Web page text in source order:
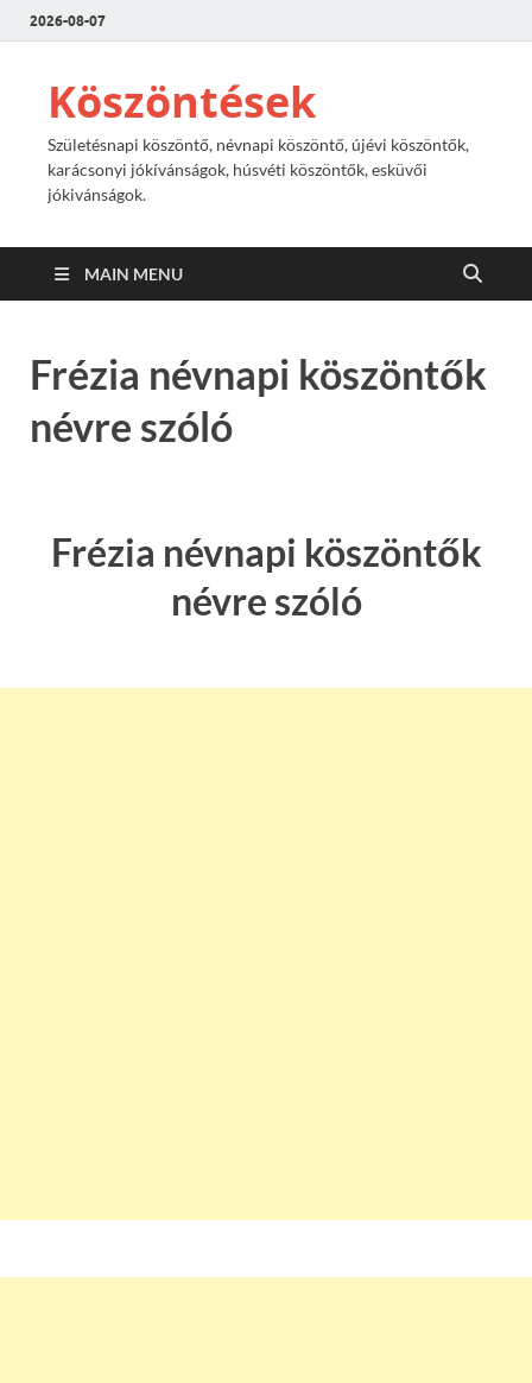
2026-08-07
Köszöntések
Születésnapi köszöntő, névnapi köszöntő, újévi köszöntők,
karácsonyi jókívánságok, húsvéti köszöntők, esküvői
jókivánságok.
MAIN MENU
Frézia névnapi köszöntők
névre szóló
Frézia névnapi köszöntők
névre szóló